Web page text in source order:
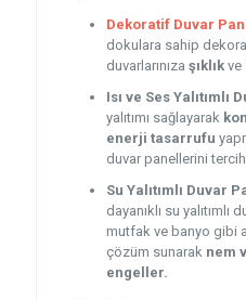
Dekoratif Duvar
dokulara sahip
duvarlarınıza şıklıkve
Isı ve Ses Yalıtımlı
yalıtımı sağlayarak
enerji tasarrufu
duvar panellerini
Su Yalıtımlı Duvar
dayanıklı su
mutfak ve banyo gibi
çözüm sunarak nem
engeller.